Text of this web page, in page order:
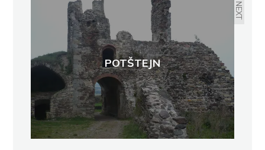
NEXT
POTŠTEJN